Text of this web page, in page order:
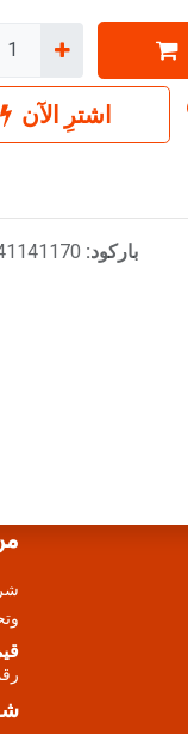
اشترِ الآن
باركود: